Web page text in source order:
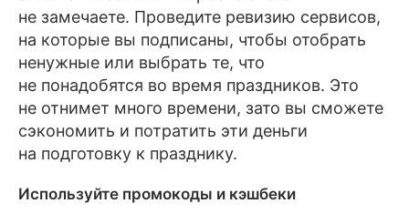
не замечаете. Проведите ревизию сервисов,
на которые вы подписаны, чтобы отобрать
ненужные или выбрать те, что
не понадобятся во время праздников. Это
не отнимет много времени, зато вы сможете
сэкономить и потратить эти деньги
на подготовку к празднику.
Используйте промокоды и кэшбеки